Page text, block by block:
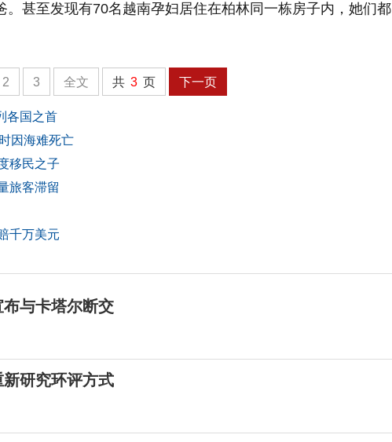
。甚至发现有70名越南孕妇居住在柏林同一栋房子内，她们都
2 3 全文 共 3 页 下一页
各国之首
因海难死亡
移民之子
旅客滞留
千万美元
与卡塔尔断交
研究环评方式